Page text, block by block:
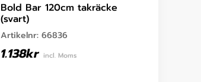
Bold Bar 120cm takräcke
(svart)
Artikelnr: 66836
1.138kr incl. Moms